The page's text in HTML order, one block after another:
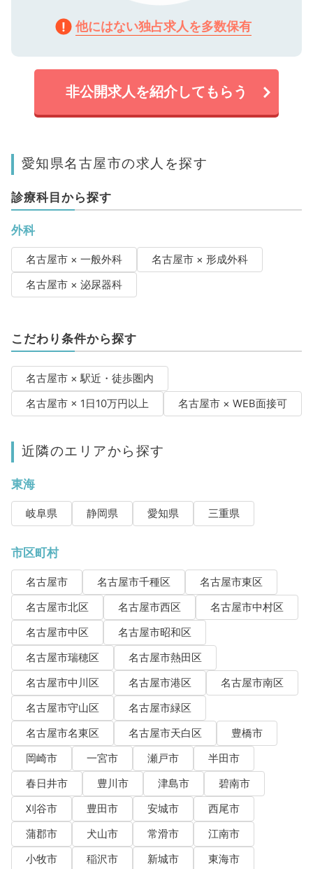
他にはない独占求人を多数保有
非公開求人を紹介してもらう
愛知県名古屋市の求人を探す
診療科目から探す
外科
名古屋市 × 一般外科
名古屋市 × 形成外科
名古屋市 × 泌尿器科
こだわり条件から探す
名古屋市 × 駅近・徒歩圏内
名古屋市 × 1日10万円以上
名古屋市 × WEB面接可
近隣のエリアから探す
東海
岐阜県 静岡県 愛知県 三重県
市区町村
名古屋市 名古屋市千種区
名古屋市東区
名古屋市北区
名古屋市西区
名古屋市中村区
名古屋市中区
名古屋市昭和区
名古屋市瑞穂区
名古屋市熱田区
名古屋市中川区
名古屋市港区
名古屋市南区
名古屋市守山区
名古屋市緑区
名古屋市名東区
名古屋市天白区
豊橋市
岡崎市
一宮市 瀬戸市
半田市
春日井市
豊川市 津島市
碧南市
刈谷市
豊田市 安城市
西尾市
蒲郡市
犬山市 常滑市
江南市
小牧市
稲沢市 新城市
東海市